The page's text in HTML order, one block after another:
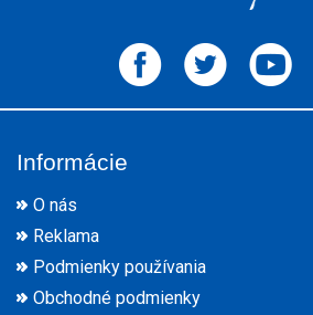
Informácie
O nás
Reklama
Podmienky používania
Obchodné podmienky